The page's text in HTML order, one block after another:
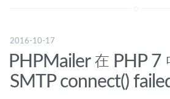
标签
关于
2016-10-17
PHPMailer 在 PHP 7
SMTP connect()